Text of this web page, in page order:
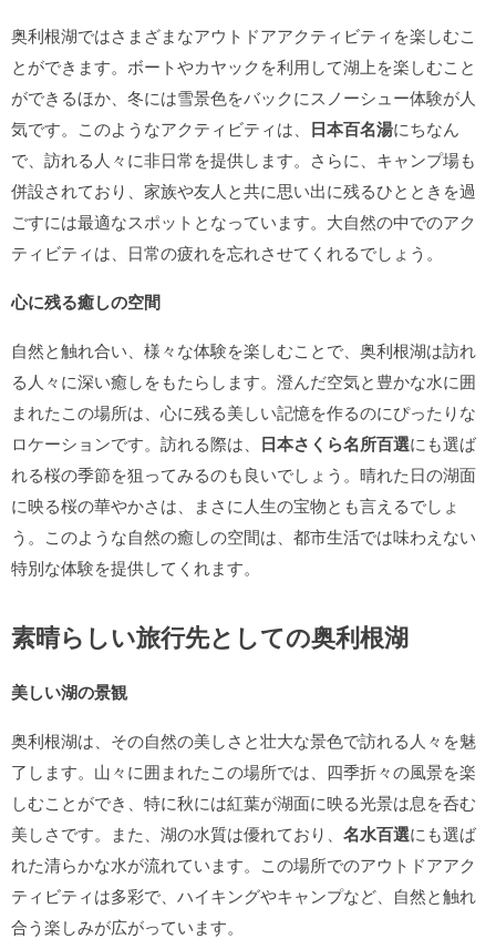
奥利根湖ではさまざまなアウトドアアクティビティを楽しむこ
とができます。ボートやカヤックを利用して湖上を楽しむこと
ができるほか、冬には雪景色をバックにスノーシュー体験が人
気です。このようなアクティビティは、 日本百名湯にちなん
で、訪れる人々に非日常を提供します。さらに、キャンプ場も
併設されており、家族や友人と共に思い出に残るひとときを過
ごすには最適なスポットとなっています。大自然の中でのアク
ティビティは、日常の疲れを忘れさせてくれるでしょう。
心に残る癒しの空間
自然と触れ合い、様々な体験を楽しむことで、奥利根湖は訪れ
る人々に深い癒しをもたらします。澄んだ空気と豊かな水に囲
まれたこの場所は、心に残る美しい記憶を作るのにぴったりな
ロケーションです。訪れる際は、 日本さくら名所百選にも選ば
れる桜の季節を狙ってみるのも良いでしょう。晴れた日の湖面
に映る桜の華やかさは、まさに人生の宝物とも言えるでしょ
う。このような自然の癒しの空間は、都市生活では味わえない
特別な体験を提供してくれます。
素晴らしい旅行先としての奥利根湖
美しい湖の景観
奥利根湖は、その自然の美しさと壮大な景色で訪れる人々を魅
了します。山々に囲まれたこの場所では、四季折々の風景を楽
しむことができ、特に秋には紅葉が湖面に映る光景は息を呑む
美しさです。また、湖の水質は優れており、 名水百選にも選ば
れた清らかな水が流れています。この場所でのアウトドアアク
ティビティは多彩で、ハイキングやキャンプなど、自然と触れ
合う楽しみが広がっています。